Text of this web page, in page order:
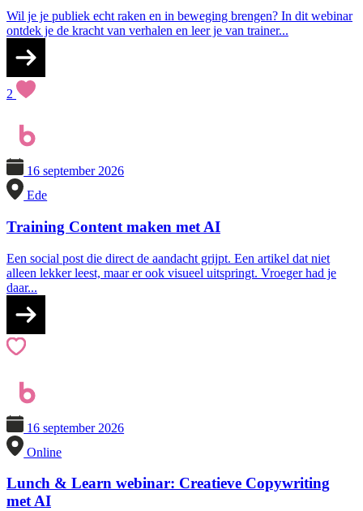
Wil je je publiek echt raken en in beweging brengen? In dit webinar
ontdek je de kracht van verhalen en leer je van trainer...
2
16 september 2026
Ede
Training Content maken met AI
Een social post die direct de aandacht grijpt. Een artikel dat niet
alleen lekker leest, maar er ook visueel uitspringt. Vroeger had je
daar...
16 september 2026
Online
Lunch & Learn webinar: Creatieve Copywriting
met AI